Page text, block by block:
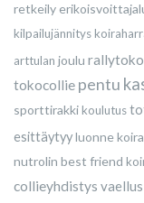
retkeily
kilpailujännitys
arttulan joulu rallytoko
tokocollie pentu
sporttirakkikoulutus
esittäytyyluonne
nutrolin best friend
collieyhdistys vaellus